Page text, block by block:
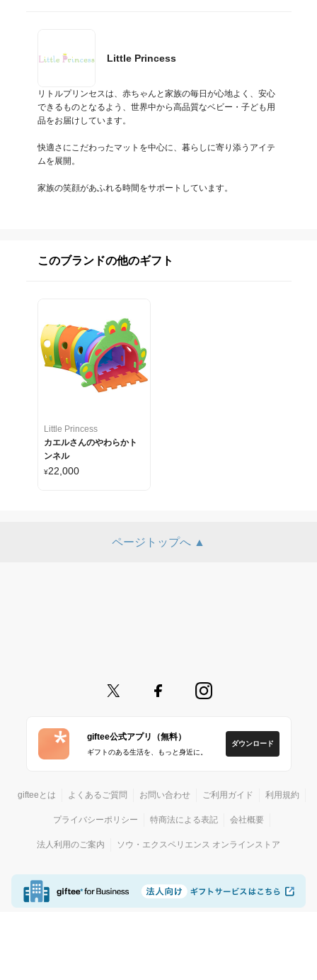
Little Princess
リトルプリンセスは、赤ちゃんと家族の毎日が心地よく、安心
できるものとなるよう、世界中から高品質なベビー・子ども用
品をお届けしています。
快適さにこだわったマットを中心に、暮らしに寄り添うアイテ
ムを展開。
家族の笑顔があふれる時間をサポートしています。
このブランドの他のギフト
Little Princess
カエルさんのやわらかト
ンネル
¥22,000
ページトップへ ▲
giftee公式アプリ（無料）
ギフトのある生活を、もっと身近に。
ダウンロード
gifteeとは よくあるご質問 お問い合わせ ご利用ガイド 利用規約
プライバシーポリシー 特商法による表記 会社概要
法人利用のご案内 ソウ・エクスペリエンス オンラインストア